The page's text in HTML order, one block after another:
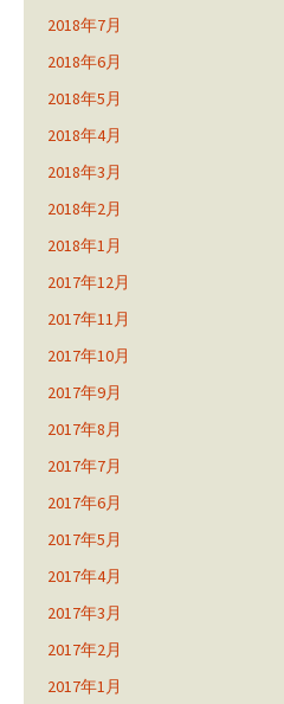
2018年7月
2018年6月
2018年5月
2018年4月
2018年3月
2018年2月
2018年1月
2017年12月
2017年11月
2017年10月
2017年9月
2017年8月
2017年7月
2017年6月
2017年5月
2017年4月
2017年3月
2017年2月
2017年1月